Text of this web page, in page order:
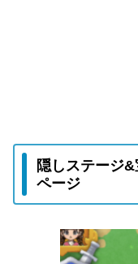
隠しステージ
ページ